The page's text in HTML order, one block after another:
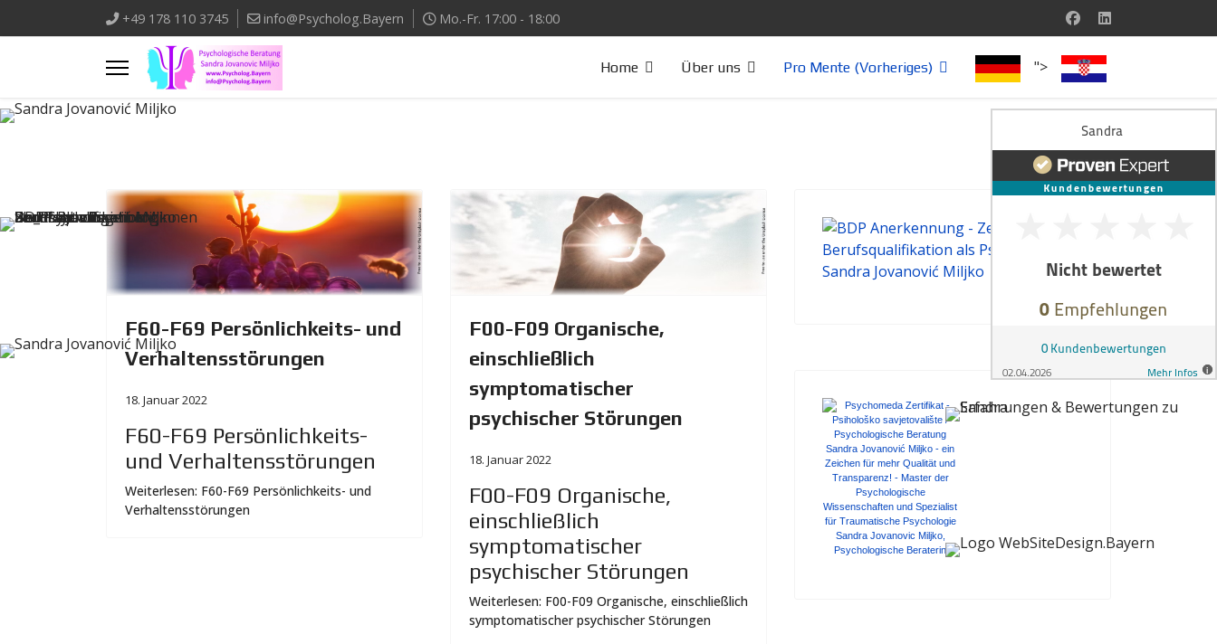
+49 178 110 3745 info@Psycholog.Bayern Mo.-Fr. 17:00 - 18:00
Home Über uns Pro Mente (Vorheriges) ">
F60-F69 Persönlichkeits- und
Verhaltensstörungen
18. Januar 2022
F60-F69 Persönlichkeits-
und Verhaltensstörungen
Weiterlesen: F60-F69 Persönlichkeits- und
Verhaltensstörungen
F00-F09 Organische,
einschließlich
symptomatischer
psychischer Störungen
18. Januar 2022
F00-F09 Organische,
einschließlich
symptomatischer
psychischer Störungen
Weiterlesen: F00-F09 Organische, einschließlich
symptomatischer psychischer Störungen